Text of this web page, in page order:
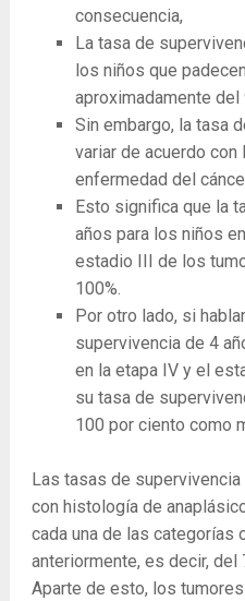
consecuencia,
La tasa de
los niños que
aproximadamente del
Sin embargo, la tasa
variar de acuerdo
enfermedad del
Esto significa que la
años para los niños
estadio III de los
100%.
Por otro lado, si
supervivencia de 4
en la etapa IV y el
su tasa de
100 por ciento como
Las tasas de
con histología de
cada una de las categorías
anteriormente, es decir, del
Aparte de esto, los